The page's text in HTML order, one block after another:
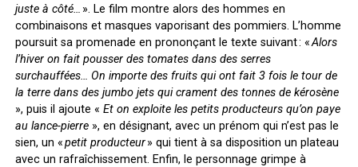
juste à côté… ». Le film montre alors des hommes en
combinaisons et masques vaporisant des pommiers. L’homme
poursuit sa promenade en prononçant le texte suivant : «Alors
l’hiver on fait pousser des tomates dans des serres
surchauffées… On importe des fruits qui ont fait 3 fois le tour de
la terre dans des jumbo jets qui crament des tonnes de kérosène
», puis il ajoute « Et on exploite les petits producteurs qu’on paye
au lance-pierre », en désignant, avec un prénom qui n’est pas le
sien, un «petit producteur» qui tient à sa disposition un plateau
avec un rafraîchissement. Enfin, le personnage grimpe à